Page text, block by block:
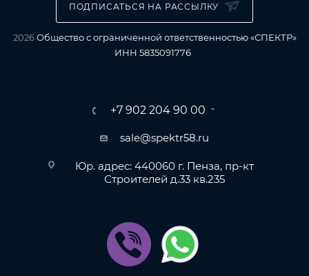
ПОДПИСАТЬСЯ НА РАССЫЛКУ
2026Общество с ограниченной ответственностью «СПЕКТР»
ИНН 5835091776
+7 902 204 90 00
sale@spektr58.ru
Юр. адрес: 440060 г. Пенза, пр-кт
Строителей д.33 кв.235